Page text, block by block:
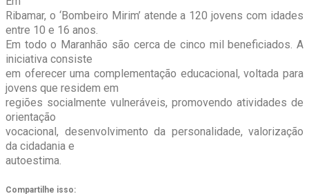
Ribamar, o ‘Bombeiro Mirim’ atende a 120 jovens com idades
entre 10 e 16 anos.
Em todo o Maranhão são cerca de cinco mil beneficiados. A
iniciativa consiste
em oferecer uma complementação educacional, voltada para
jovens que residem em
regiões socialmente vulneráveis, promovendo atividades de
orientação
vocacional, desenvolvimento da personalidade, valorização
da cidadania e
autoestima.
Compartilhe isso: